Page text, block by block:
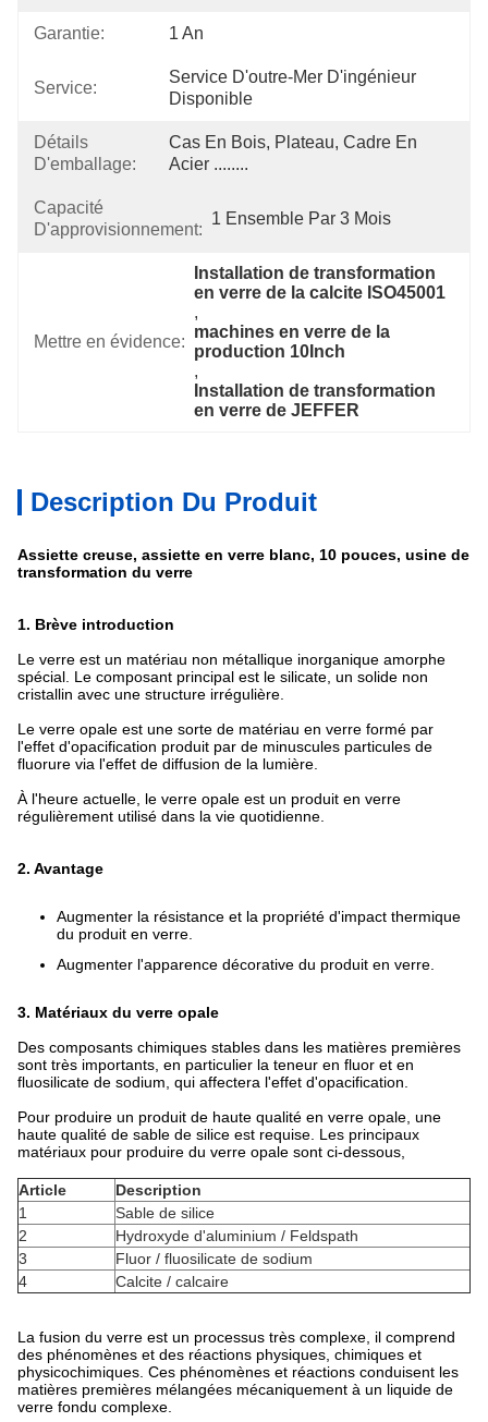
Garantie: 1 An
Service:
Service D'outre-Mer D'ingénieur
Disponible
Détails
D'emballage:
Cas En Bois, Plateau, Cadre En
Acier ........
Capacité
D'approvisionnement:
1 Ensemble Par 3 Mois
Mettre en évidence:
Installation de transformation
en verre de la calcite ISO45001
,
machines en verre de la
production 10Inch
,
Installation de transformation
en verre de JEFFER
Description Du Produit
Assiette creuse, assiette en verre blanc, 10 pouces, usine de
transformation du verre
1. Brève introduction
Le verre est un matériau non métallique inorganique amorphe
spécial. Le composant principal est le silicate, un solide non
cristallin avec une structure irrégulière.
Le verre opale est une sorte de matériau en verre formé par
l'effet d'opacification produit par de minuscules particules de
fluorure via l'effet de diffusion de la lumière.
À l'heure actuelle, le verre opale est un produit en verre
régulièrement utilisé dans la vie quotidienne.
2. Avantage
Augmenter la résistance et la propriété d'impact thermique
du produit en verre.
Augmenter l'apparence décorative du produit en verre.
3. Matériaux du verre opale
Des composants chimiques stables dans les matières premières
sont très importants, en particulier la teneur en fluor et en
fluosilicate de sodium, qui affectera l'effet d'opacification.
Pour produire un produit de haute qualité en verre opale, une
haute qualité de sable de silice est requise. Les principaux
matériaux pour produire du verre opale sont ci-dessous,
Article
Description
1
Sable de silice
2
Hydroxyde d'aluminium / Feldspath
3
Fluor / fluosilicate de sodium
4
Calcite / calcaire
La fusion du verre est un processus très complexe, il comprend
des phénomènes et des réactions physiques, chimiques et
physicochimiques. Ces phénomènes et réactions conduisent les
matières premières mélangées mécaniquement à un liquide de
verre fondu complexe.